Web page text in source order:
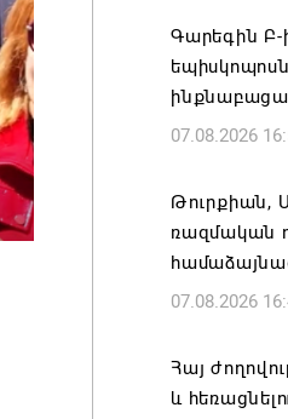
Գարեգին Բ-
07.08.2026
Թուրքիան,
ռազմական
07.08.2026
Հայ
և